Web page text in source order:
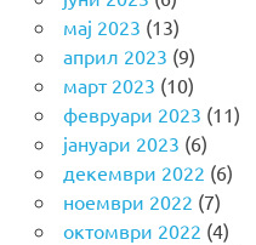
мај 2023 (13)
април 2023 (9)
март 2023 (10)
февруари 2023 (11)
јануари 2023 (6)
декември 2022 (6)
ноември 2022 (7)
октомври 2022 (4)